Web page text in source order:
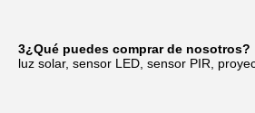
3¿Qué puedes comprar de nosotros?
luz solar, sensor LED, sensor PIR,